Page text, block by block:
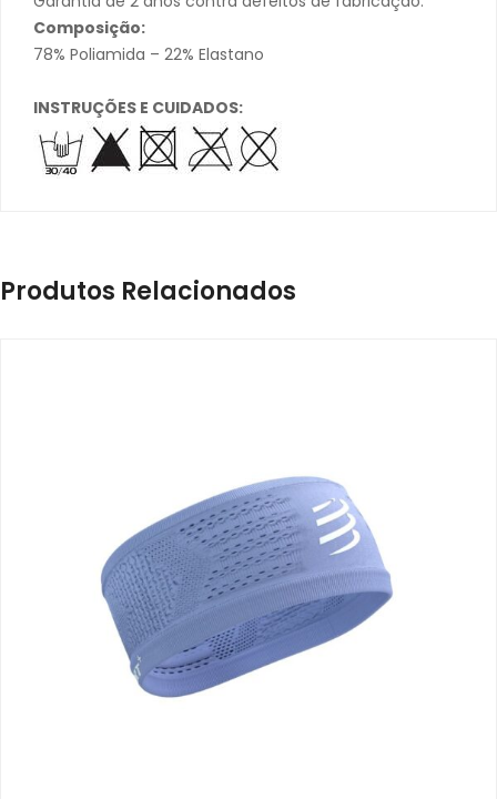
Composição:
78% Poliamida – 22% Elastano
INSTRUÇÕES E CUIDADOS:
Produtos Relacionados